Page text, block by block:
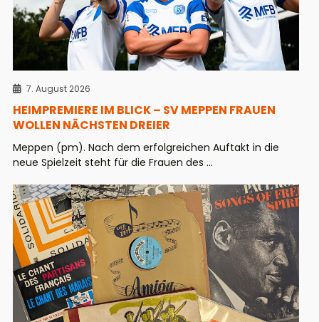
7. August 2026
HEIMPREMIERE IM BLICK – SV MEPPEN FRAUEN
WOLLEN NÄCHSTEN DREIER
Meppen (pm). Nach dem erfolgreichen Auftakt in die
neue Spielzeit steht für die Frauen des ...